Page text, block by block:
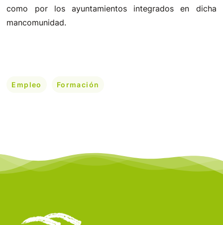
como por los ayuntamientos integrados en dicha
mancomunidad.
Empleo Formación